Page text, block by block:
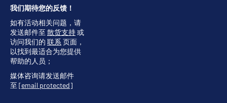
我们期待您的反馈！
如有活动相关问题，请
发送邮件至 散货支持或
访问我们的 联系 页面，
以找到最适合为您提供
帮助的人员；
媒体咨询请发送邮件
至 [email protected]